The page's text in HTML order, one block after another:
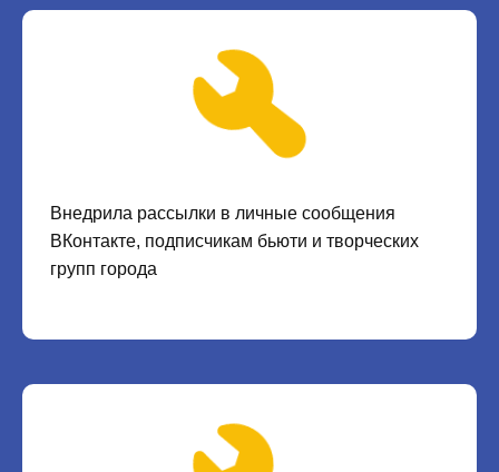
Внедрила рассылки в личные сообщения
ВКонтакте, подписчикам бьюти и творческих
групп города